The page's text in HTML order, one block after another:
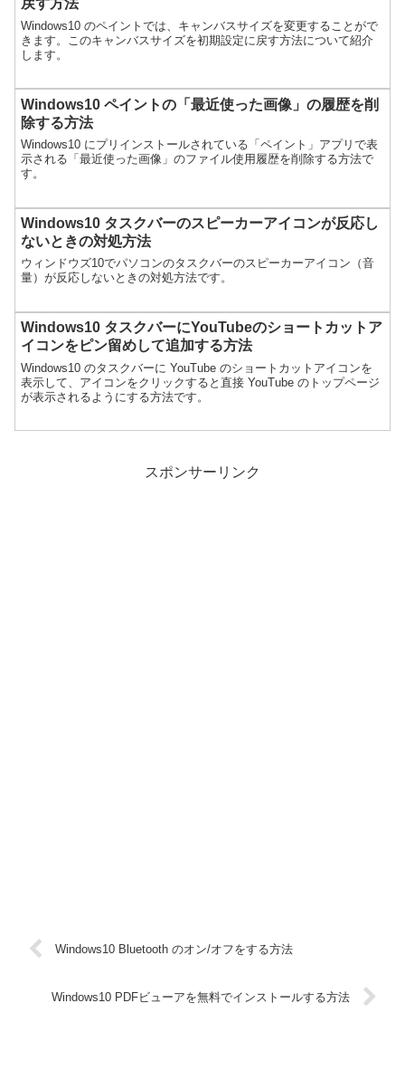
戻す方法
Windows10 のペイントでは、キャンバスサイズを変更することがで
きます。このキャンバスサイズを初期設定に戻す方法について紹介
します。
Windows10 ペイントの「最近使った画像」の履歴を削
除する方法
Windows10 にプリインストールされている「ペイント」アプリで表
示される「最近使った画像」のファイル使用履歴を削除する方法で
す。
Windows10 タスクバーのスピーカーアイコンが反応し
ないときの対処方法
ウィンドウズ10でパソコンのタスクバーのスピーカーアイコン（音
量）が反応しないときの対処方法です。
Windows10 タスクバーにYouTubeのショートカットア
イコンをピン留めして追加する方法
Windows10 のタスクバーに YouTube のショートカットアイコンを
表示して、アイコンをクリックすると直接 YouTube のトップページ
が表示されるようにする方法です。
スポンサーリンク
Windows10 Bluetooth のオン/オフをする方法
Windows10 PDFビューアを無料でインストールする方法